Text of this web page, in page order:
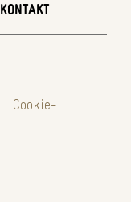
KONTAKT
Cookie-